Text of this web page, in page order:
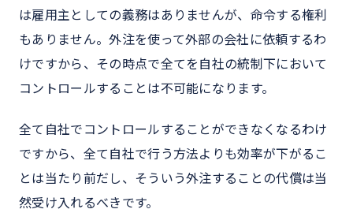
は雇用主としての義務はありませんが、命令する権利
もありません。外注を使って外部の会社に依頼するわ
けですから、その時点で全てを自社の統制下において
コントロールすることは不可能になります。
全て自社でコントロールすることができなくなるわけ
ですから、全て自社で行う方法よりも効率が下がるこ
とは当たり前だし、そういう外注することの代償は当
然受け入れるべきです。